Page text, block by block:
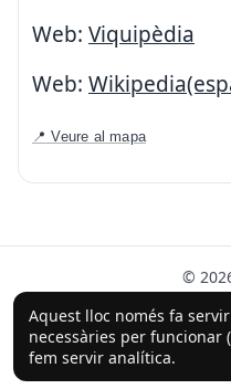
Aquest lloc només fa
necessàries per funcionar
fem servir analítica.
Web: Viquipèdia
Web:
📍 Veure al mapa
©
Història als carrers ·